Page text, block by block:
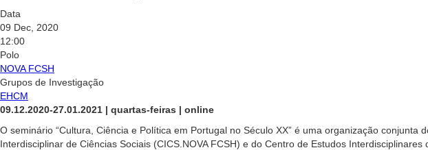
Data
09 Dec, 2020
12:00
Polo
NOVA FCSH
Grupos de Investigação
EHCM
09.12.2020-27.01.2021 | quartas-feiras | online
O seminário “Cultura, Ciência e Política em Portugal no Século XX” é uma organização
Interdisciplinar de Ciências Sociais (CICS.NOVA FCSH) e do Centro de Estudos